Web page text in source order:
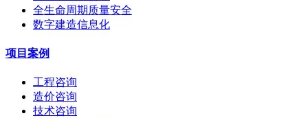
全生命周期质量安全
数字建造信息化
项目案例
工程咨询
造价咨询
技术咨询